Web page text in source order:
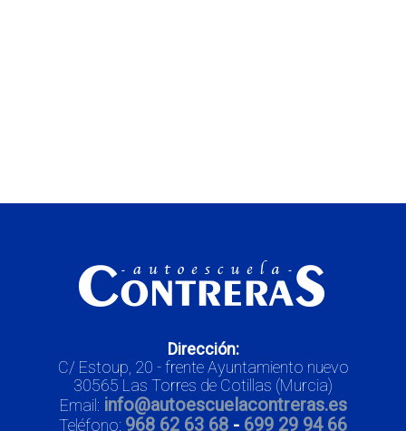
Dirección:
C/ Estoup, 20 - frente Ayuntamiento nuevo
30565 Las Torres de Cotillas (Murcia)
Email: info@autoescuelacontreras.es
Teléfono: 968 62 63 68 - 699 29 94 66